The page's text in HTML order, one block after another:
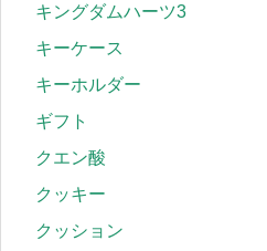
キングダムハーツ3
キーケース
キーホルダー
ギフト
クエン酸
クッキー
クッション